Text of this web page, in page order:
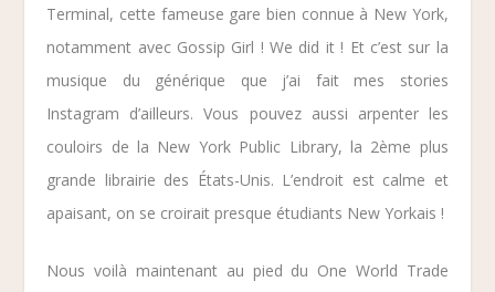
Terminal, cette fameuse gare bien connue à New York,
notamment avec Gossip Girl ! We did it ! Et c’est sur la
musique du générique que j’ai fait mes stories
Instagram d’ailleurs. Vous pouvez aussi arpenter les
couloirs de la New York Public Library, la 2ème plus
grande librairie des États-Unis. L’endroit est calme et
apaisant, on se croirait presque étudiants New Yorkais !
Nous voilà maintenant au pied du One World Trade